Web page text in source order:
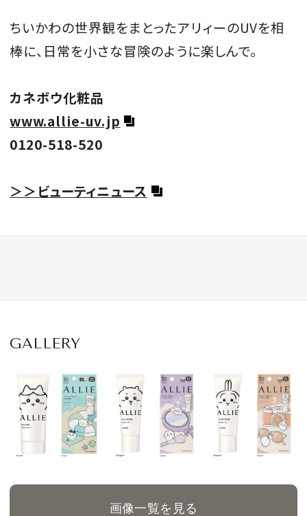
ちいかわの世界観をまとったアリィーのUVを相
棒に、日常を小さな冒険のように楽しんで。
カネボウ化粧品
www.allie-uv.jp
0120-518-520
＞＞ビューティニュース
GALLERY
画像一覧を見る